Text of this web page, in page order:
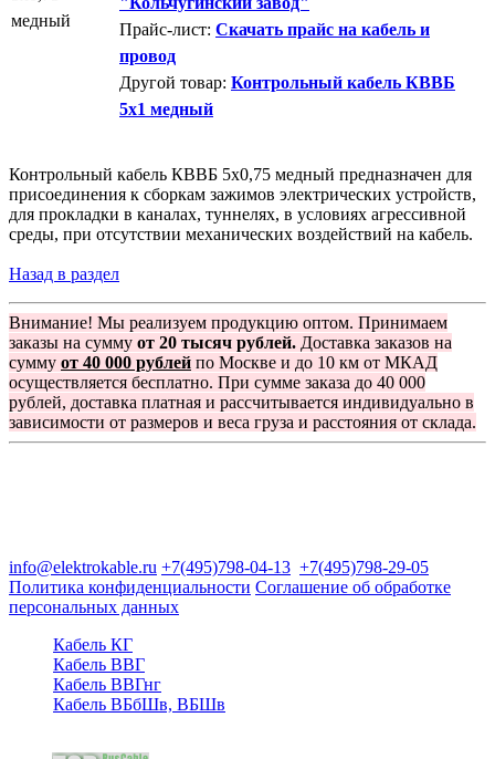
Прайс-лист: Скачать прайс на кабель и
провод
Другой товар: Контрольный кабель КВВБ
5х1 медный
Контрольный кабель КВВБ 5х0,75 медный предназначен для
присоединения к сборкам зажимов электрических устройств,
для прокладки в каналах, туннелях, в условиях агрессивной
среды, при отсутствии механических воздействий на кабель.
Назад в раздел
Внимание! Мы реализуем продукцию оптом. Принимаем
заказы на сумму от 20 тысяч рублей. Доставка заказов на
сумму от 40 000 рублей по Москве и до 10 км от МКАД
осуществляется бесплатно. При сумме заказа до 40 000
рублей, доставка платная и рассчитывается индивидуально в
зависимости от размеров и веса груза и расстояния от склада.
info@elektrokable.ru +7(495)798-04-13 +7(495)798-29-05
Политика конфиденциальности Соглашение об обработке
персональных данных
Кабель КГ
Кабель ВВГ
Кабель ВВГнг
Кабель ВБбШв, ВБШв